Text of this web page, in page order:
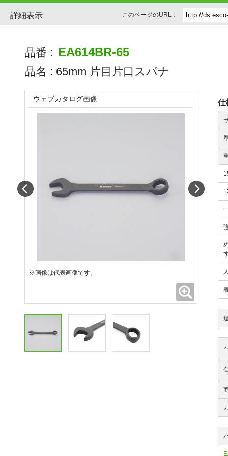
詳細表示 このページのURL：
品番 : EA614BR-65
品名 : 65mm 片目片口スパナ
仕
ウェブカタログ画像
※画像は代表画像です。